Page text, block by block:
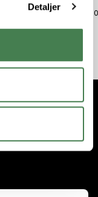
Detaljer
kr